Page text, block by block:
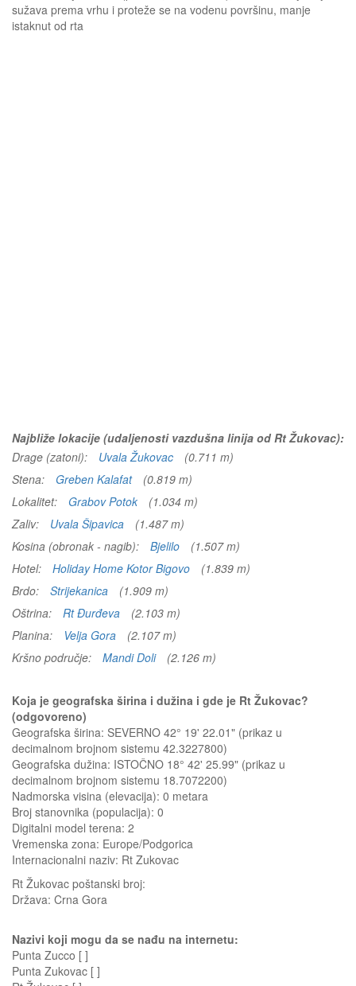
sužava prema vrhu i proteže se na vodenu površinu, manje
istaknut od rta
Najbliže lokacije (udaljenosti vazdušna linija od Rt Žukovac):
Drage (zatoni):
Uvala Žukovac
(0.711 m)
Stena:
Greben Kalafat
(0.819 m)
Lokalitet:
Grabov Potok
(1.034 m)
Zaliv:
Uvala Šipavica
(1.487 m)
Kosina (obronak - nagib):
Bjelilo
(1.507 m)
Hotel:
Holiday Home Kotor Bigovo
(1.839 m)
Brdo:
Strijekanica
(1.909 m)
Oštrina:
Rt Đurđeva
(2.103 m)
Planina:
Velja Gora
(2.107 m)
Kršno područje:
Mandi Doli (2.126 m)
Koja je geografska širina i dužina i gde je Rt Žukovac?
(odgovoreno)
Geografska širina: SEVERNO 42° 19' 22.01" (prikaz u
decimalnom brojnom sistemu 42.3227800)
Geografska dužina: ISTOČNO 18° 42' 25.99" (prikaz u
decimalnom brojnom sistemu 18.7072200)
Nadmorska visina (elevacija): 0 metara
Broj stanovnika (populacija): 0
Digitalni model terena: 2
Vremenska zona: Europe/Podgorica
Internacionalni naziv: Rt Zukovac
Rt Žukovac poštanski broj:
Država: Crna Gora
Nazivi koji mogu da se nađu na internetu:
Punta Zucco [ ]
Punta Zukovac [ ]